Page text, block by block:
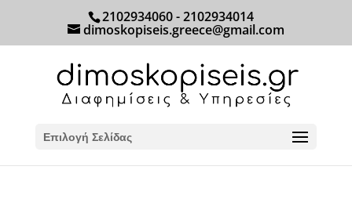
2102934060 - 2102934014
dimoskopiseis.greece@gmail.com
Επιλογή Σελίδας